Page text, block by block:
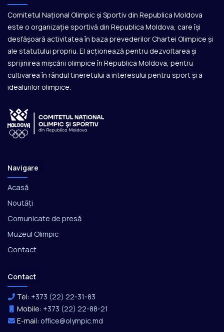
Comitetul Național Olimpic și Sportiv din Republica Moldova
este o organizație sportivă din Republica Moldova, care își
desfășoară activitatea în baza prevederilor Chartei Olimpice și
ale statutului propriu. El acționează pentru dezvoltarea și
sprijinirea mișcării olimpice în Republica Moldova, pentru
cultivarea în rândul tineretului a interesului pentru sport și a
idealurilor olimpice.
Navigare
Acasă
Noutăți
Comunicate de presă
Muzeul Olimpic
Contact
Contact
Tel: +373 (22) 22-31-83
Mobile: +373 (22) 22-88-21
E-mail: office@olympic.md